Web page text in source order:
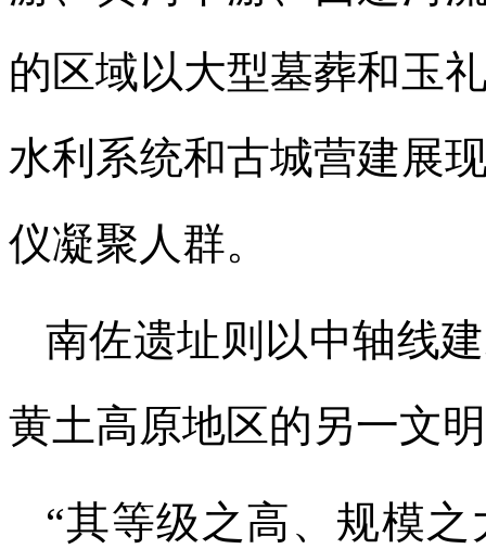
的区域以大型墓葬和玉
水利系统和古城营建展
仪凝聚人群。
南佐遗址则以中轴线
黄土高原地区的另一文
“其等级之高、规模